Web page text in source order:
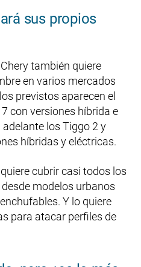
sus propios
también quiere
en varios mercados
previstos aparecen el
con versiones híbrida e
los Tiggo 2 y
híbridas y eléctricas.
cubrir casi todos los
modelos urbanos
Y lo quiere
para atacar perfiles de